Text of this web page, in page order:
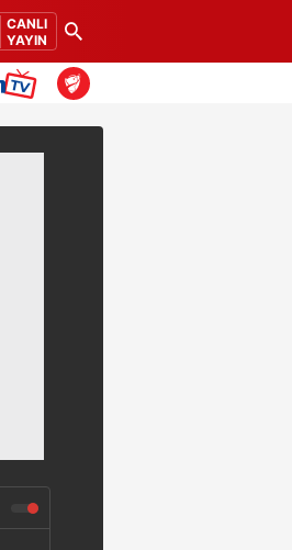
CANLI
YAYIN